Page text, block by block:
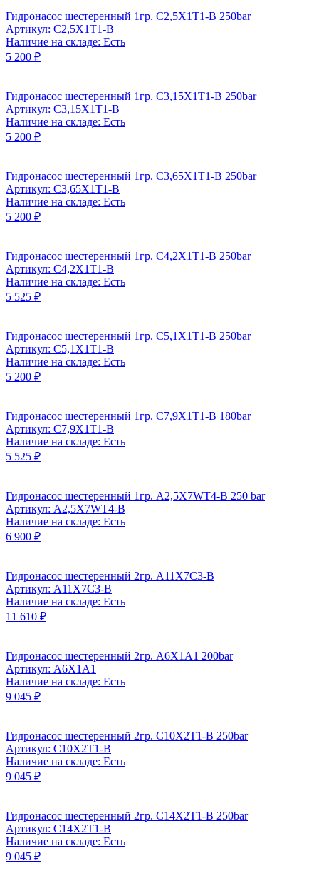
Гидронасос шестеренный 1гр. C2,5X1T1-B 250bar
Артикул: C2,5X1T1-B
Наличие на складе: Есть
5 200 ₽
Гидронасос шестеренный 1гр. C3,15X1T1-B 250bar
Артикул: C3,15X1T1-B
Наличие на складе: Есть
5 200 ₽
Гидронасос шестеренный 1гр. C3,65X1T1-B 250bar
Артикул: C3,65X1T1-B
Наличие на складе: Есть
5 200 ₽
Гидронасос шестеренный 1гр. C4,2X1T1-B 250bar
Артикул: C4,2X1T1-B
Наличие на складе: Есть
5 525 ₽
Гидронасос шестеренный 1гр. C5,1X1T1-B 250bar
Артикул: C5,1X1T1-B
Наличие на складе: Есть
5 200 ₽
Гидронасос шестеренный 1гр. C7,9X1T1-B 180bar
Артикул: C7,9X1T1-B
Наличие на складе: Есть
5 525 ₽
Гидронасос шестеренный 1гр. А2,5Х7WТ4-В 250 bar
Артикул: А2,5Х7WТ4-В
Наличие на складе: Есть
6 900 ₽
Гидронасос шестеренный 2гр. A11X7C3-B
Артикул: A11X7C3-B
Наличие на складе: Есть
11 610 ₽
Гидронасос шестеренный 2гр. A6Х1А1 200bar
Артикул: A6Х1А1
Наличие на складе: Есть
9 045 ₽
Гидронасос шестеренный 2гр. C10X2T1-B 250bar
Артикул: C10X2T1-B
Наличие на складе: Есть
9 045 ₽
Гидронасос шестеренный 2гр. C14X2T1-B 250bar
Артикул: C14X2T1-B
Наличие на складе: Есть
9 045 ₽